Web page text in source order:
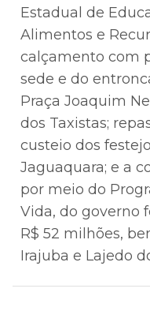
Estadual de
Alimentos e
calçamento com
sede e do
Praça Joaquim
dos Taxistas;
custeio dos
Jaguaquara; e a
por meio do
Vida, do governo
R$ 52 milhões,
Irajuba e Lajedo